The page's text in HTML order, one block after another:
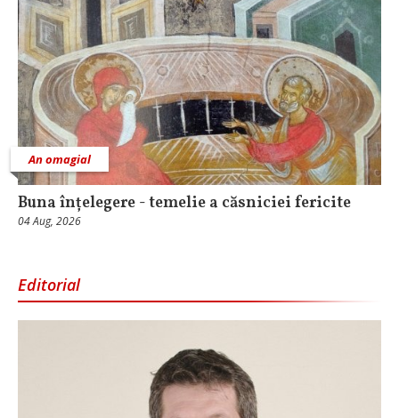
An omagial
Buna înțelegere - temelie a căsniciei fericite
04 Aug, 2026
Editorial